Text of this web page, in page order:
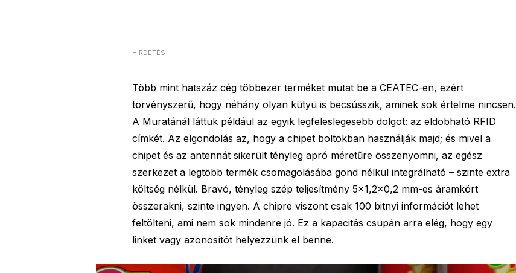
HIRDETÉS
Több mint hatszáz cég többezer terméket mutat be a CEATEC-en, ezért
törvényszerű, hogy néhány olyan kütyü is becsússzik, aminek sok értelme nincsen.
A Muratánál láttuk például az egyik legfeleslegesebb dolgot: az eldobható RFID
címkét. Az elgondolás az, hogy a chipet boltokban használják majd; és mivel a
chipet és az antennát sikerült tényleg apró méretűre összenyomni, az egész
szerkezet a legtöbb termék csomagolásába gond nélkül integrálható – szinte extra
költség nélkül. Bravó, tényleg szép teljesítmény 5×1,2×0,2 mm-es áramkört
összerakni, szinte ingyen. A chipre viszont csak 100 bitnyi információt lehet
feltölteni, ami nem sok mindenre jó. Ez a kapacitás csupán arra elég, hogy egy
linket vagy azonosítót helyezzünk el benne.